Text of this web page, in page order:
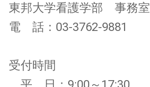
東邦大学看護学部 事務室
電 話：03-3762-9881
受付時間